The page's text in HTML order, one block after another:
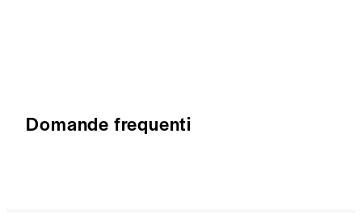
Domande frequenti